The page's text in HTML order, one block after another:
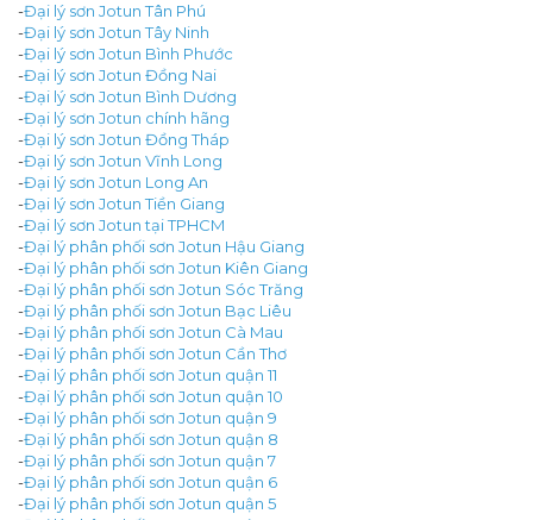
-Đại lý sơn Jotun Tân Phú
-Đại lý sơn Jotun Tây Ninh
-Đại lý sơn Jotun Bình Phước
-Đại lý sơn Jotun Đồng Nai
-Đại lý sơn Jotun Bình Dương
-Đại lý sơn Jotun chính hãng
-Đại lý sơn Jotun Đồng Tháp
-Đại lý sơn Jotun Vĩnh Long
-Đại lý sơn Jotun Long An
-Đại lý sơn Jotun Tiền Giang
-Đại lý sơn Jotun tại TPHCM
-Đại lý phân phối sơn Jotun Hậu Giang
-Đại lý phân phối sơn Jotun Kiên Giang
-Đại lý phân phối sơn Jotun Sóc Trăng
-Đại lý phân phối sơn Jotun Bạc Liêu
-Đại lý phân phối sơn Jotun Cà Mau
-Đại lý phân phối sơn Jotun Cần Thơ
-Đại lý phân phối sơn Jotun quận 11
-Đại lý phân phối sơn Jotun quận 10
-Đại lý phân phối sơn Jotun quận 9
-Đại lý phân phối sơn Jotun quận 8
-Đại lý phân phối sơn Jotun quận 7
-Đại lý phân phối sơn Jotun quận 6
-Đại lý phân phối sơn Jotun quận 5